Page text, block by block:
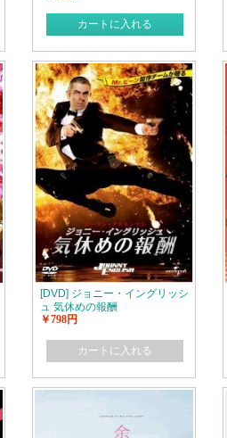
カートに入れる
[DVD] ジョニー・イングリッシ
ュ 気休めの報酬
￥798円
カートに入れる